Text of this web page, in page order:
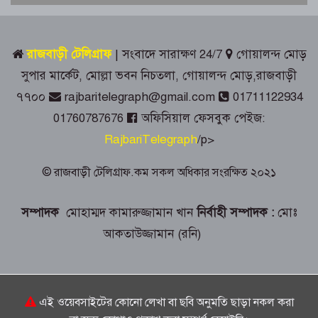
গ্রেপ্তার
গোয়ালন্দে ১২ মামলার আসামি রোজিসহ
তিন মাদক ব্যবসায়ী গ্রেপ্তার
কালুখালীতে বাস-মাহিন্দ্রা সংঘর্ষে চালক
নিহত, আহত ৫
গোয়ালন্দ স্বাস্থ্য কমপ্লেক্সে আকস্মিক
পরিদর্শনে জেলা সিভিল সার্জন
রাজবাড়ীতে শুরু হলো এআইভিত্তিক দক্ষতা
উন্নয়ন প্রশিক্ষণ
ফেরিওয়ালা’ রোমান
রাজবাড়ী টেলিগ্রাফ | সংবাদে সারাক্ষণ 24/7
গোয়ালন্দ মোড়
সুপার মার্কেট, মোল্লা ভবন নিচতলা, গোয়ালন্দ মোড়,রাজবাড়ী
৭৭০০
rajbaritelegraph@gmail.com
01711122934
01760787676
অফিসিয়াল ফেসবুক পেইজ:
RajbariTelegraph/p>
© রাজবাড়ী টেলিগ্রাফ.কম সকল অধিকার সংরক্ষিত ২০২১
সম্পাদক মোহাম্মদ কামারুজ্জামান খাননির্বাহী সম্পাদক :মোঃ
আকতাউজ্জামান (রনি)
এই ওয়েবসাইটের কোনো লেখা বা ছবি অনুমতি ছাড়া নকল করা